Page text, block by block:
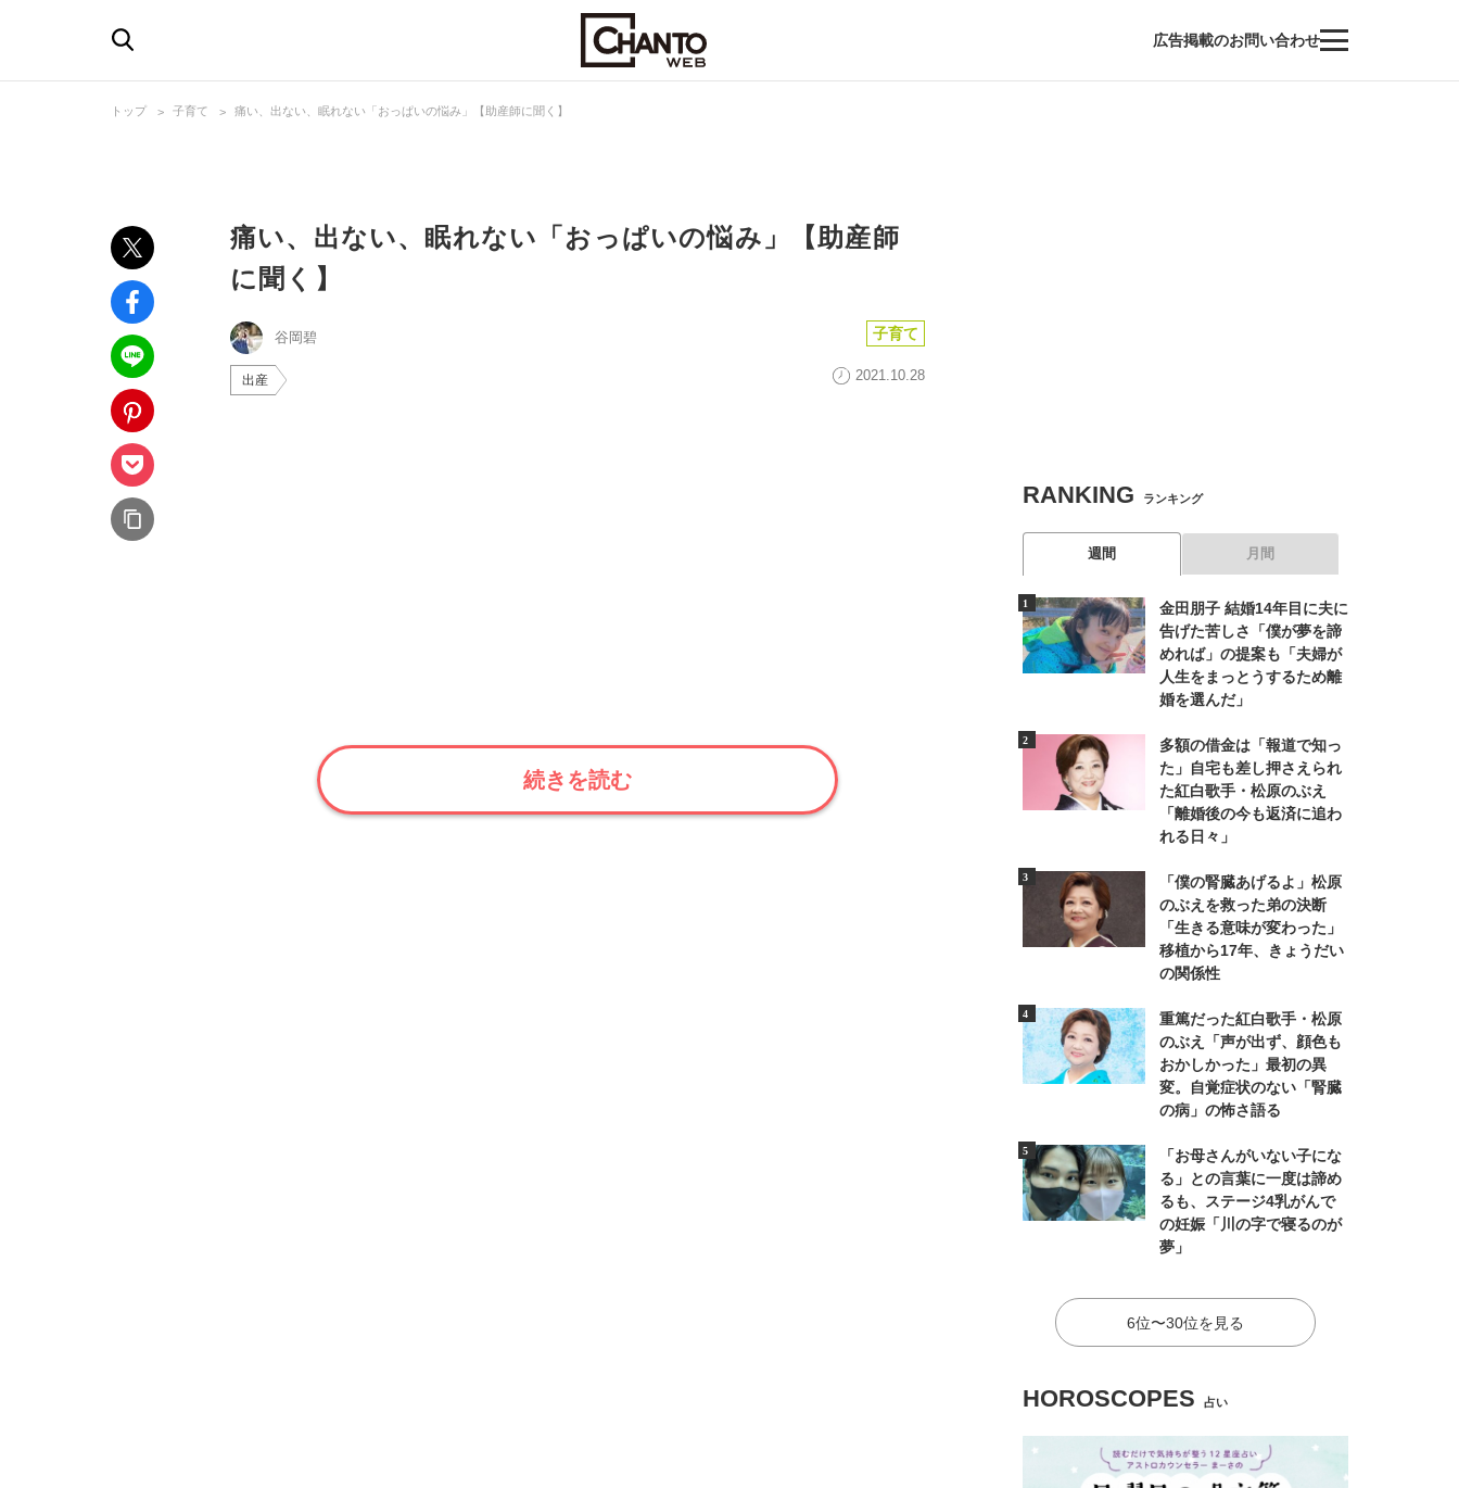
広告掲載のお問い合わせ
トップ 子育て 痛い、出ない、眠れない「おっぱいの悩み」【助産師に聞く】
痛い、出ない、眠れない「おっぱいの悩み」【助産師
に聞く】
谷岡碧 子育て
出産 2021.10.28
続きを読む
RANKING ランキング
週間 月間
金田朋子 結婚14年目に夫に
告げた苦しさ「僕が夢を諦
めれば」の提案も「夫婦が
人生をまっとうするため離
婚を選んだ」
多額の借金は「報道で知っ
た」自宅も差し押さえられ
た紅白歌手・松原のぶえ
「離婚後の今も返済に追わ
れる日々」
「僕の腎臓あげるよ」松原
のぶえを救った弟の決断
「生きる意味が変わった」
移植から17年、きょうだい
の関係性
重篤だった紅白歌手・松原
のぶえ「声が出ず、顔色も
おかしかった」最初の異
変。自覚症状のない「腎臓
の病」の怖さ語る
「お母さんがいない子にな
る」との言葉に一度は諦め
るも、ステージ4乳がんで
の妊娠「川の字で寝るのが
夢」
6位〜30位を見る
HOROSCOPES 占い